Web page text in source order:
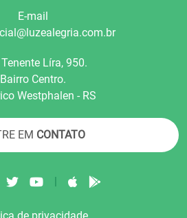
E-mail
Líra, 950.
Bairro Centro.
Westphalen - RS
EM CONTATO
|
de privacidade